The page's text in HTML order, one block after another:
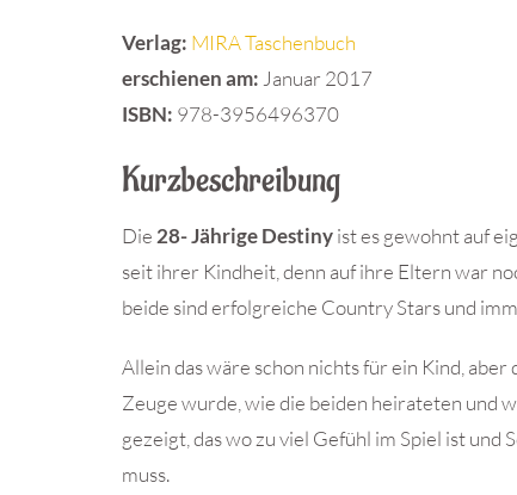
Verlag: MIRA Taschenbuch
erschienen am: Januar 2017
ISBN: 978-3956496370
Kurzbeschreibung
Die 28- Jährige Destinyist es gewohnt auf
seit ihrer Kindheit, denn auf ihre Eltern war
beide sind erfolgreiche Country Stars und
Allein das wäre schon nichts für ein Kind, aber
Zeuge wurde, wie die beiden heirateten und
gezeigt, das wo zu viel Gefühl im Spiel ist und
muss.